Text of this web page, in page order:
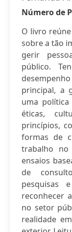
Número de
O livro
sobre a tão
gerir
público.
principal, a
uma
éticas,
princípios,
formas de
trabalho
ensaios
de
pesquisas
reconhecer
no setor
realidade